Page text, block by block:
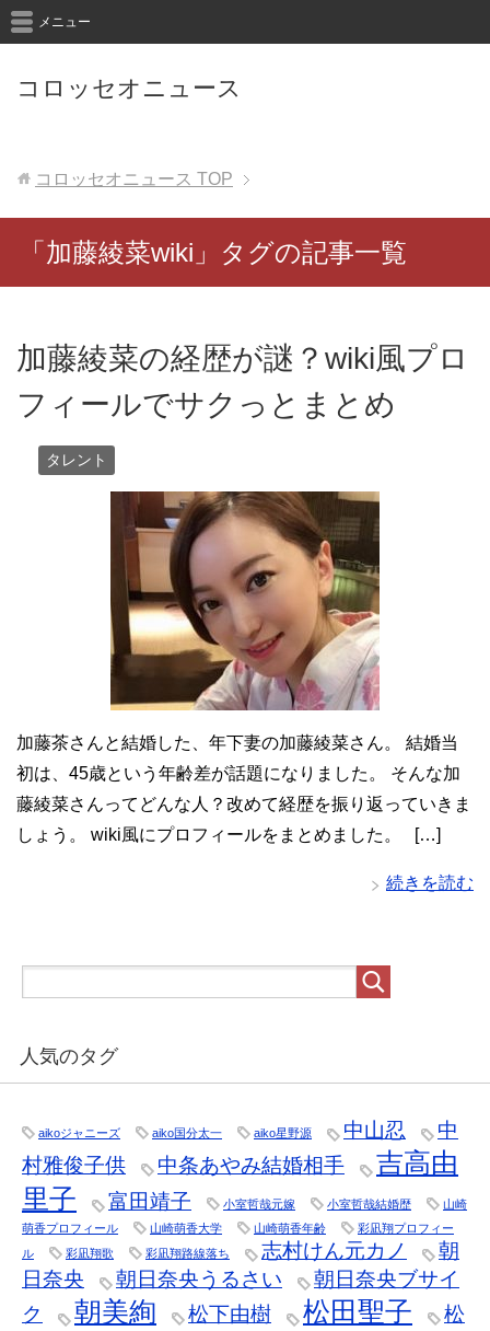
コロッセオニュース
メニュー
コロッセオニュース TOP
「加藤綾菜wiki」タグの記事一覧
加藤綾菜の経歴が謎？wiki風プロ
フィールでサクっとまとめ
タレント
加藤茶さんと結婚した、年下妻の加藤綾菜さん。 結婚当
初は、45歳という年齢差が話題になりました。 そんな加
藤綾菜さんってどんな人？改めて経歴を振り返っていきま
しょう。 wiki風にプロフィールをまとめました。 […]
続きを読む
人気のタグ
aikoジャニーズ aiko国分太一 aiko星野源 中山忍
中
村雅俊子供
中条あやみ結婚相手
吉高由
里子
富田靖子 小室哲哉元嫁 小室哲哉結婚歴
山崎
萌香プロフィール
山崎萌香大学 山崎萌香年齢
彩凪翔プロフィー
ル
彩凪翔歌 彩凪翔路線落ち 志村けん元カノ
朝
日奈央
朝日奈央うるさい
朝日奈央ブサイ
ク
朝美絢 松下由樹 松田聖子
松